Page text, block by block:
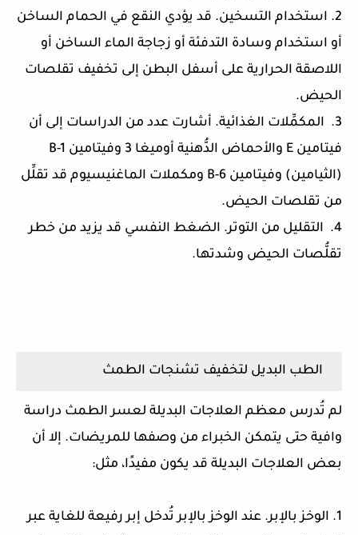
2. استخدام التسخين. قد يؤدي النقع في الحمام الساخن
أو استخدام وسادة التدفئة أو زجاجة الماء الساخن أو
اللاصقة الحرارية على أسفل البطن إلى تخفيف تقلصات
الحيض.
3. المكمِّلات الغذائية. أشارت عدد من الدراسات إلى أن
فيتامين E والأحماض الدُّهنية أوميغا 3 وفيتامين B-1
(الثيامين) وفيتامين B-6 ومكملات الماغنيسيوم قد تقلِّل
من تقلصات الحيض.
4. التقليل من التوتر. الضغط النفسي قد يزيد من خطر
تقلُّصات الحيض وشدتها.
الطب البديل لتخفيف تشنجات الطمث
لم تُدرس معظم العلاجات البديلة لعسر الطمث دراسة
وافية حتى يتمكن الخبراء من وصفها للمريضات. إلا أن
بعض العلاجات البديلة قد يكون مفيدًا، مثل:
1. الوخز بالإبر. عند الوخز بالإبر تُدخل إبر رفيعة للغاية عبر